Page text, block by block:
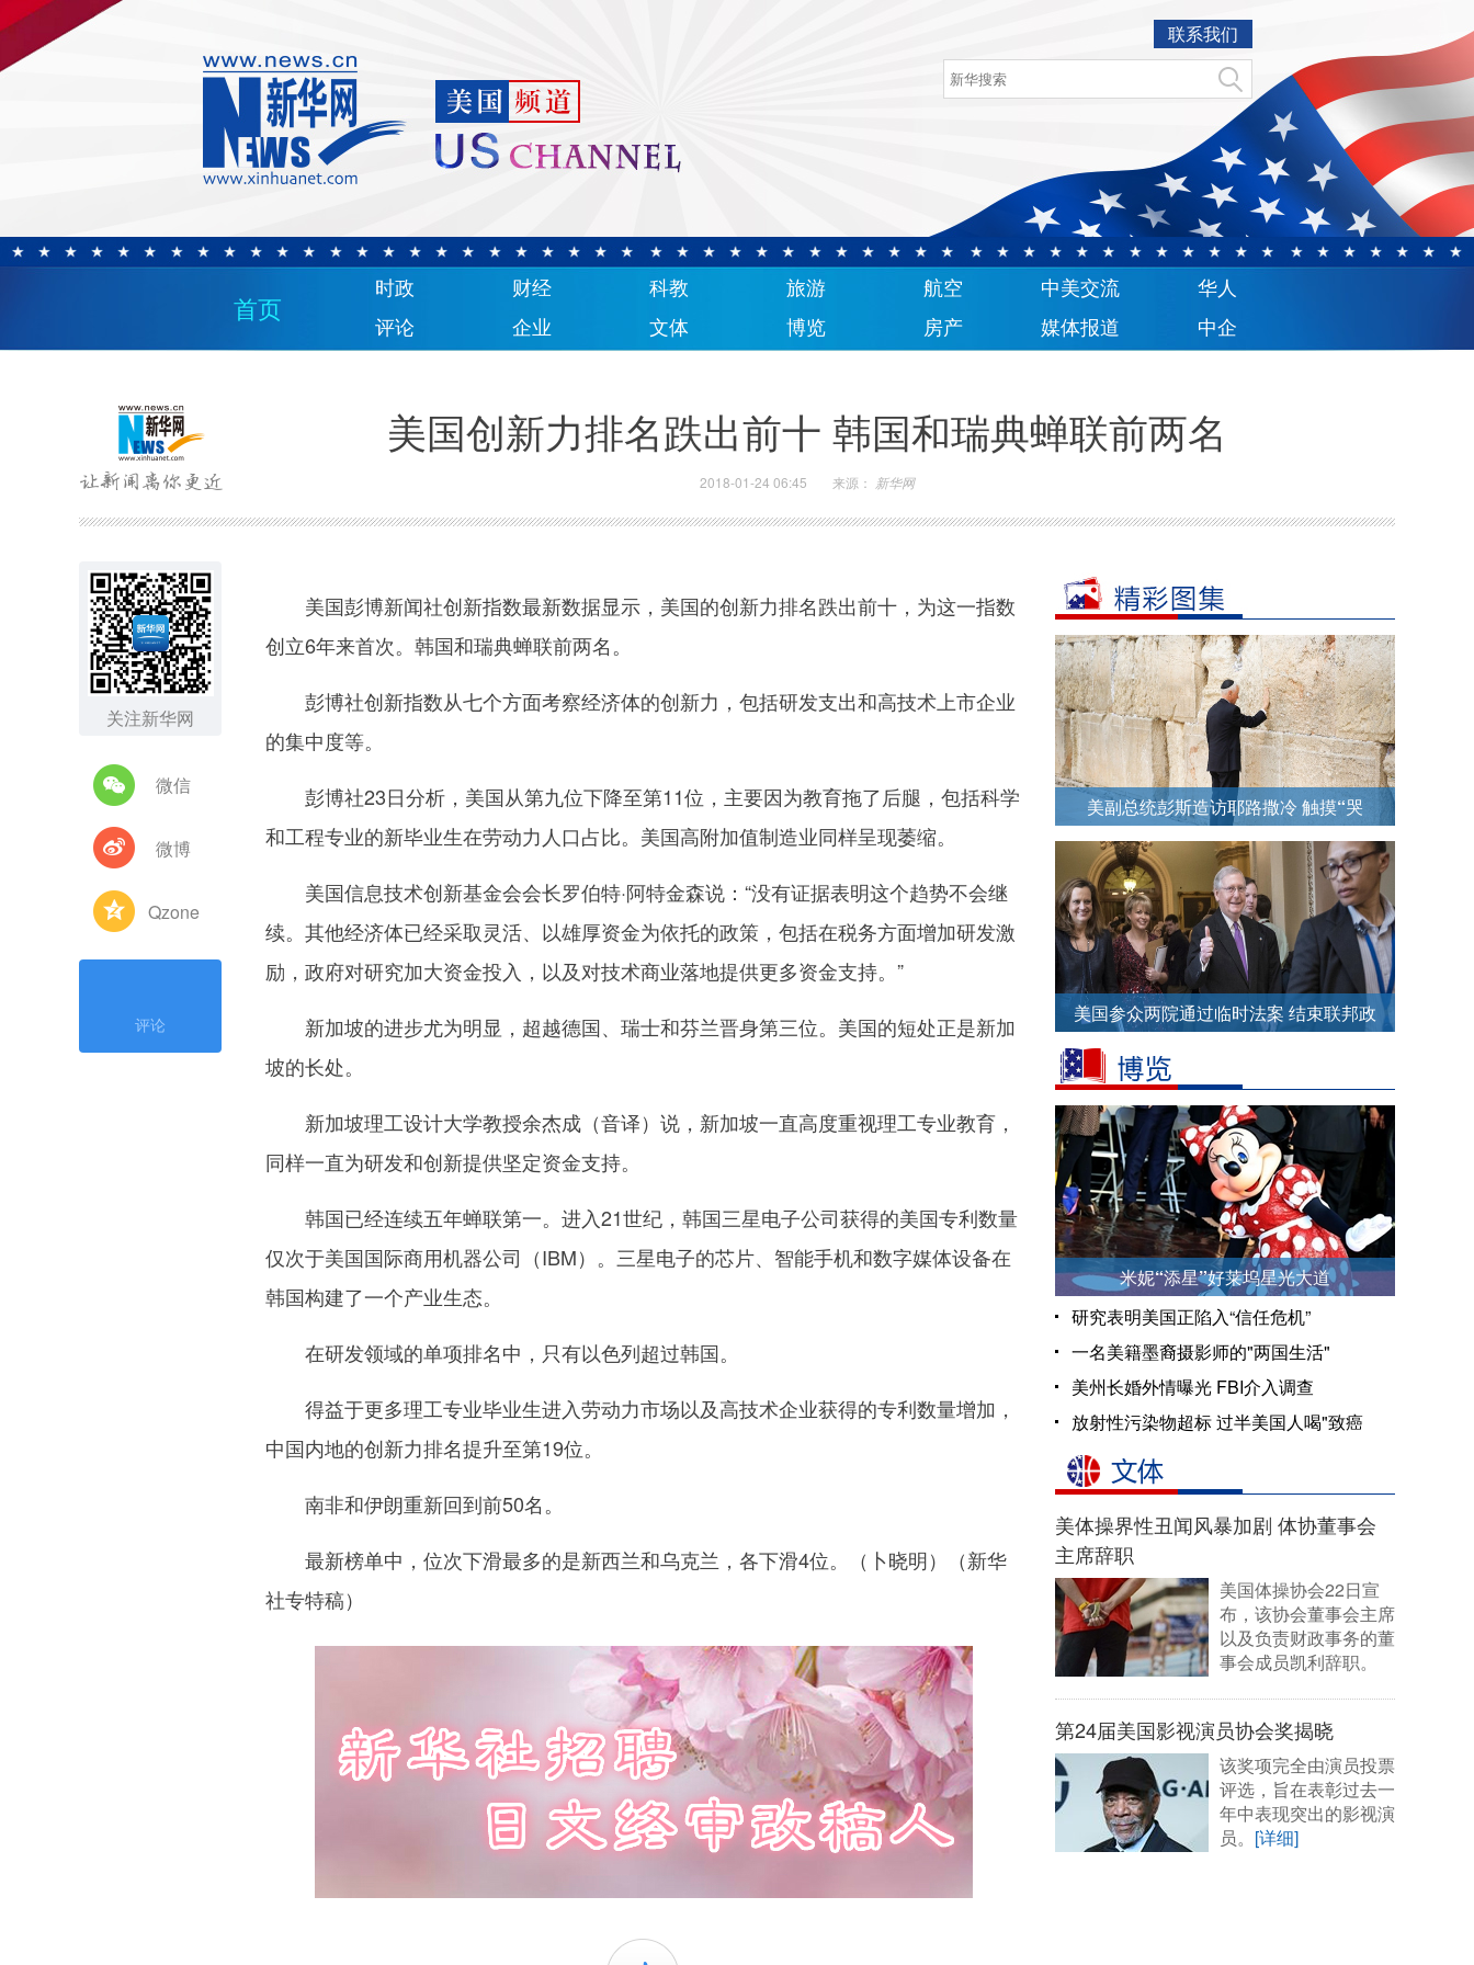
联系我们
首页
时政 财经 科教 旅游 航空 中美交流
华人
评论
企业 文体 博览 房产 媒体报道 中企
美国创新力排名跌出前十 韩国和瑞典蝉联前两名
2018-01-24 06:45 来源： 新华网
关注新华网
微信
微博
Qzone
评论
美国彭博新闻社创新指数最新数据显示，美国的创新力排名跌出前十，为这一指数
创立6年来首次。韩国和瑞典蝉联前两名。
彭博社创新指数从七个方面考察经济体的创新力，包括研发支出和高技术上市企业
的集中度等。
彭博社23日分析，美国从第九位下降至第11位，主要因为教育拖了后腿，包括科学
和工程专业的新毕业生在劳动力人口占比。美国高附加值制造业同样呈现萎缩。
美国信息技术创新基金会会长罗伯特·阿特金森说：“没有证据表明这个趋势不会继
续。其他经济体已经采取灵活、以雄厚资金为依托的政策，包括在税务方面增加研发激
励，政府对研究加大资金投入，以及对技术商业落地提供更多资金支持。”
新加坡的进步尤为明显，超越德国、瑞士和芬兰晋身第三位。美国的短处正是新加
坡的长处。
新加坡理工设计大学教授余杰成（音译）说，新加坡一直高度重视理工专业教育，
同样一直为研发和创新提供坚定资金支持。
韩国已经连续五年蝉联第一。进入21世纪，韩国三星电子公司获得的美国专利数量
仅次于美国国际商用机器公司（IBM）。三星电子的芯片、智能手机和数字媒体设备在
韩国构建了一个产业生态。
在研发领域的单项排名中，只有以色列超过韩国。
得益于更多理工专业毕业生进入劳动力市场以及高技术企业获得的专利数量增加，
中国内地的创新力排名提升至第19位。
南非和伊朗重新回到前50名。
最新榜单中，位次下滑最多的是新西兰和乌克兰，各下滑4位。（卜晓明）（新华
社专特稿）
美副总统彭斯造访耶路撒冷 触摸“哭
墙”祷告
美国参众两院通过临时法案 结束联邦政
米妮“添星”好莱坞星光大道
研究表明美国正陷入“信任危机”
一名美籍墨裔摄影师的"两国生活"
美州长婚外情曝光 FBI介入调查
放射性污染物超标 过半美国人喝"致癌
美体操界性丑闻风暴加剧 体协董事会
主席辞职
美国体操协会22日宣
布，该协会董事会主席
以及负责财政事务的董
事会成员凯利辞职。
第24届美国影视演员协会奖揭晓
该奖项完全由演员投票
评选，旨在表彰过去一
年中表现突出的影视演
员。 [详细]